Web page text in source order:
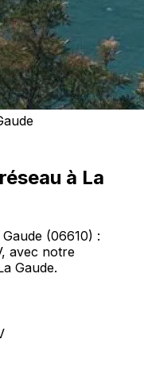
à La
(06610) :
avec notre
Gaude.